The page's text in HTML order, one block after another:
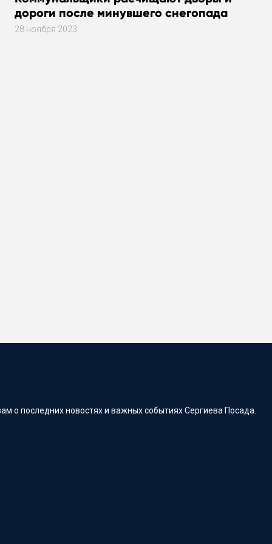
дороги после минувшего снегопада
28 ноября 2023
о последних новостях и важных событиях Сергиева Посада.